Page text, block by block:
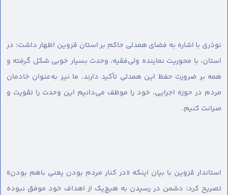
نوذری با اشاره به فضای همدلی حاکم بر استان قزوین اظهار داشت: در
استان، با محوریت نماینده ولی‌فقیه، وحدت بسیار خوبی شکل گرفته و
همه بر ضرورت حفظ این همدلی تأکید دارند. ما نیز به‌عنوان خادمان
مردم در حوزه اجرایی، خود را موظف می‌دانیم این وحدت را تقویت و
صیانت کنیم.
استاندار قزوین با بیان اینکه «در کنار مردم بودن یعنی باهم بودن»
تصریح کرد: دشمن در رسیدن به هیچ‌یک از اهداف خود موفق نبوده